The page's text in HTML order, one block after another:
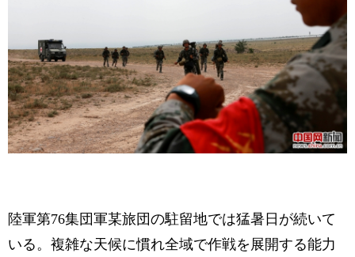
陸軍第76集団軍某旅団の駐留地では猛暑日が続いて
いる。複雑な天候に慣れ全域で作戦を展開する能力